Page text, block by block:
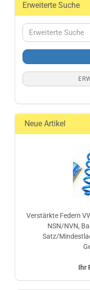
Erweiterte Suche
Erweiterte
Suche
Neue Artikel
Verstärkte Federn
NSN/NVN,
Satz/
Ihr